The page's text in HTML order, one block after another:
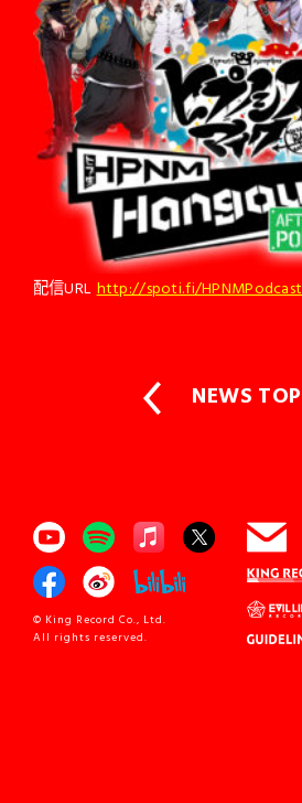
配信URL http://spoti.fi/HPNMPodcast
NEWS TOP
© King Record Co., Ltd.
All rights reserved.